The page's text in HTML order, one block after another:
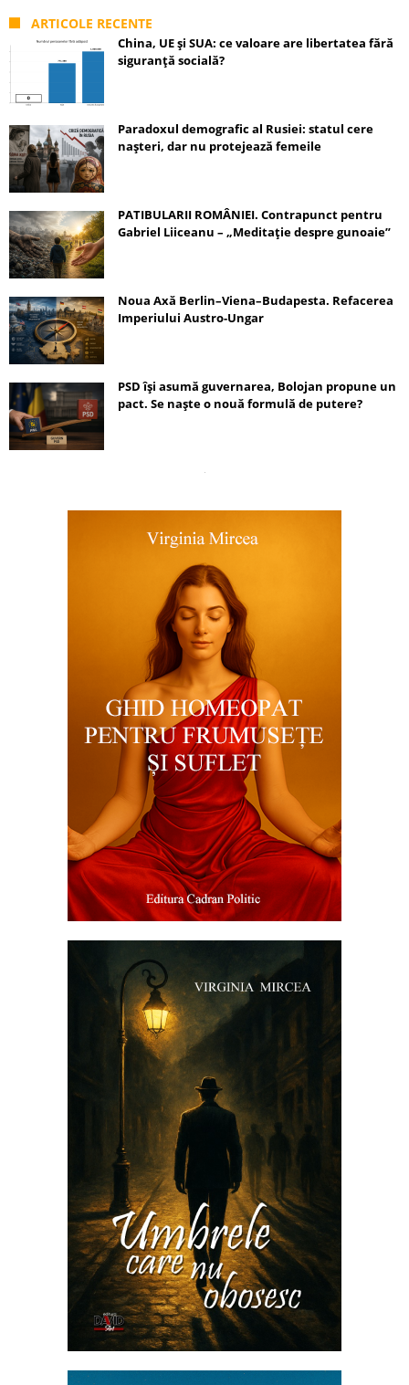
ARTICOLE RECENTE
China, UE și SUA: ce valoare are libertatea fără
siguranță socială?
Paradoxul demografic al Rusiei: statul cere
nașteri, dar nu protejează femeile
PATIBULARII ROMÂNIEI. Contrapunct pentru
Gabriel Liiceanu – „Meditație despre gunoaie”
Noua Axă Berlin–Viena–Budapesta. Refacerea
Imperiului Austro-Ungar
PSD își asumă guvernarea, Bolojan propune un
pact. Se naște o nouă formulă de putere?